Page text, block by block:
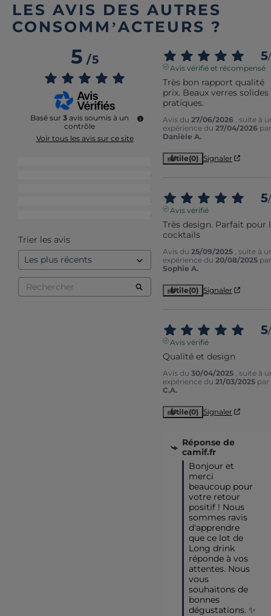
LES AVIS DES AUTRES
CONSOMM’ACTEURS ?
5/5
Basé sur 3 avis soumis à un
contrôle
Voir tous les avis sur ce site
0
0
0
0
Trier les avis
5/
Avis vérifié et récompensé
Très bon rapport qualité
prix. Beaux verres solides
pratiques.
Avis du 27/06/2026
, suite à
expérience du 27/04/2026 par
Danièle A.
Utile(0) Signaler
5/
Avis vérifié
Très design. Parfait pour
cocktails
Avis du 25/09/2025
, suite à
expérience du 20/08/2025 par
Sophie A.
Utile(0) Signaler
5/
Avis vérifié
Qualité et design
Avis du 30/04/2025
, suite à
expérience du 21/03/2025 par
C.A.
Utile(0) Signaler
Réponse de
camif.fr
Bonjour et
merci
beaucoup pour
votre retour
positif ! Nous
sommes ravis
d'apprendre
que ce lot de
Long drink
réponde à vos
attentes. Nous
vous
souhaitons de
bonnes
dégustations. ✨